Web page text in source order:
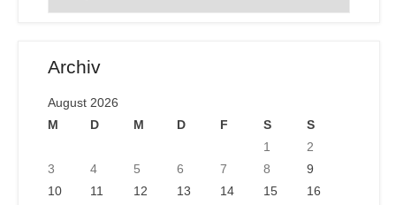
Archiv
August 2026
M
D M D F S
S
1
2
3
4 5 6 7 8
9
10
11 12 13 14 15 16